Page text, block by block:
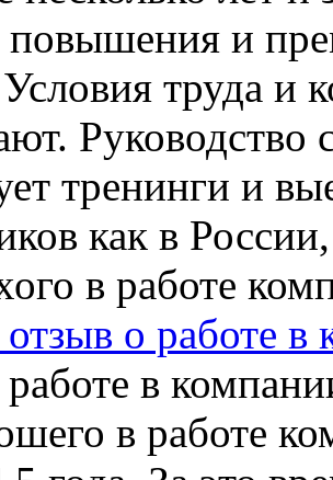
и
труда и
Руководство
тренинги и
как в
в работе
о работе в
в
в работе